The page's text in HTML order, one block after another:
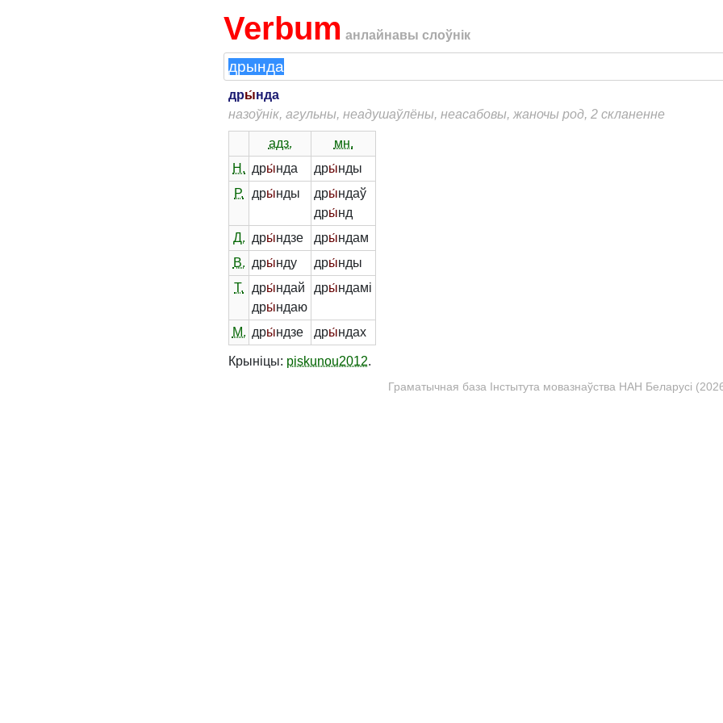
Verbum анлайнавы слоўнік
дры́нда
назоўнік, агульны, неадушаўлёны, неасабовы, жаночы род, 2 скланенне
адз.
мн.
Н. дры́нда дры́нды
Р.
дры́нды дры́ндаў
дры́нд
Д. дры́ндзе дры́ндам
В. дры́нду дры́нды
Т.
дры́ндай
дры́ндаю
дры́ндамі
М. дры́ндзе дры́ндах
Крыніцы: piskunou2012.
Граматычная база Інстытута мовазнаўства НАН Беларусі